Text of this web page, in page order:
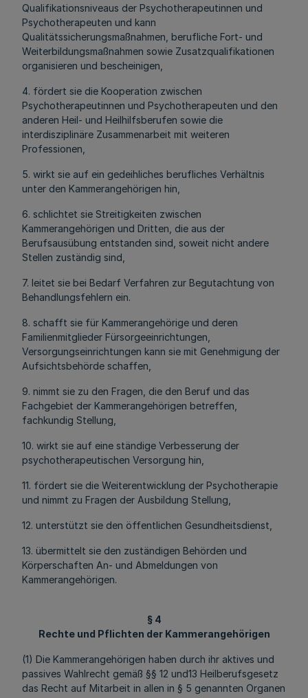
Qualifikationsniveaus der Psychotherapeutinnen und
Psychotherapeuten und kann
Qualitätssicherungsmaßnahmen, berufliche Fort- und
Weiterbildungsmaßnahmen sowie Zusatzqualifikationen
organisieren und bescheinigen,
4. fördert sie die Kooperation zwischen
Psychotherapeutinnen und Psychotherapeuten und den
anderen Heil- und Heilhilfsberufen sowie die
interdisziplinäre Zusammenarbeit mit weiteren
Professionen,
5. wirkt sie auf ein gedeihliches berufliches Verhältnis
unter den Kammerangehörigen hin,
6. schlichtet sie Streitigkeiten zwischen
Kammerangehörigen und Dritten, die aus der
Berufsausübung entstanden sind, soweit nicht andere
Stellen zuständig sind,
7. leitet sie bei Bedarf Verfahren zur Begutachtung von
Behandlungsfehlern ein.
8. schafft sie für Kammerangehörige und deren
Familienmitglieder Fürsorgeeinrichtungen,
Versorgungseinrichtungen kann sie mit Genehmigung der
Aufsichtsbehörde schaffen,
9. nimmt sie zu den Fragen, die den Beruf und das
Fachgebiet der Kammerangehörigen betreffen,
fachkundig Stellung,
10. wirkt sie auf eine ständige Verbesserung der
psychotherapeutischen Versorgung hin,
11. fördert sie die Weiterentwicklung der Psychotherapie
und nimmt zu Fragen der Ausbildung Stellung,
12. unterstützt sie den öffentlichen Gesundheitsdienst,
13. übermittelt sie den zuständigen Behörden und
Körperschaften An- und Abmeldungen von
Kammerangehörigen.
§ 4
Rechte und Pflichten der Kammerangehörigen
(1) Die Kammerangehörigen haben durch ihr aktives und
passives Wahlrecht gemäß §§ 12 und13 Heilberufsgesetz
das Recht auf Mitarbeit in allen in § 5 genannten Organen